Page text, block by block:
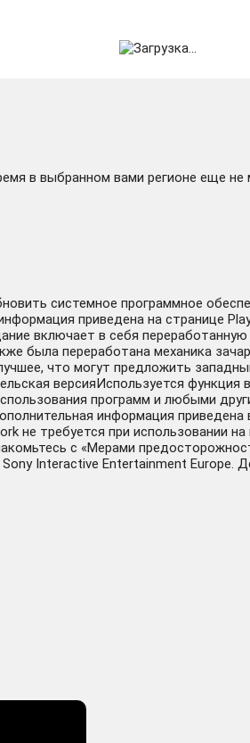
в выбранном вами регионе еще
системное программное
приведена на странице
включает в себя
была переработана механика
что могут предложить
версияИспользуется функция
программ и любыми
информация
не требуется при использовании
с «Мерами
Interactive Entertainment Europe.